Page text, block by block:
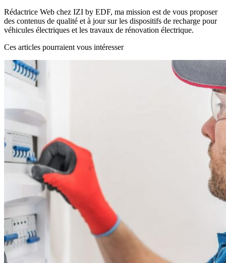
Rédactrice Web chez IZI by EDF, ma mission est de vous proposer
des contenus de qualité et à jour sur les dispositifs de recharge pour
véhicules électriques et les travaux de rénovation électrique.
Ces articles pourraient vous intéresser